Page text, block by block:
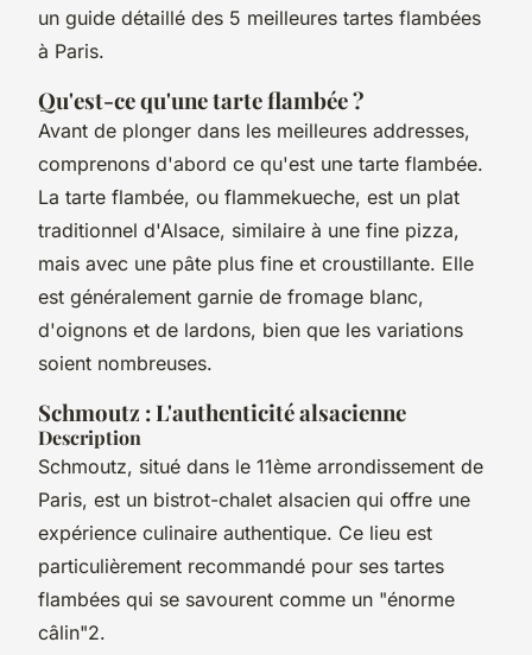
un guide détaillé des 5 meilleures tartes flambées
à Paris.
Qu'est-ce qu'une tarte flambée ?
Avant de plonger dans les meilleures addresses,
comprenons d'abord ce qu'est une tarte flambée.
La tarte flambée, ou flammekueche, est un plat
traditionnel d'Alsace, similaire à une fine pizza,
mais avec une pâte plus fine et croustillante. Elle
est généralement garnie de fromage blanc,
d'oignons et de lardons, bien que les variations
soient nombreuses.
Schmoutz : L'authenticité alsacienne
Description
Schmoutz, situé dans le 11ème arrondissement de
Paris, est un bistrot-chalet alsacien qui offre une
expérience culinaire authentique. Ce lieu est
particulièrement recommandé pour ses tartes
flambées qui se savourent comme un "énorme
câlin"2.